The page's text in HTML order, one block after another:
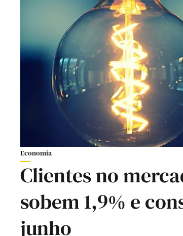
Economia
Clientes no
sobem 1,9% e
junho